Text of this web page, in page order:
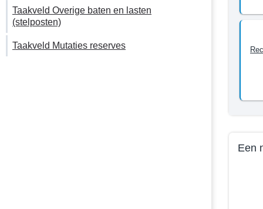
Taakveld Overige baten en lasten
(stelposten)
Taakveld Mutaties reserves
Een
Een